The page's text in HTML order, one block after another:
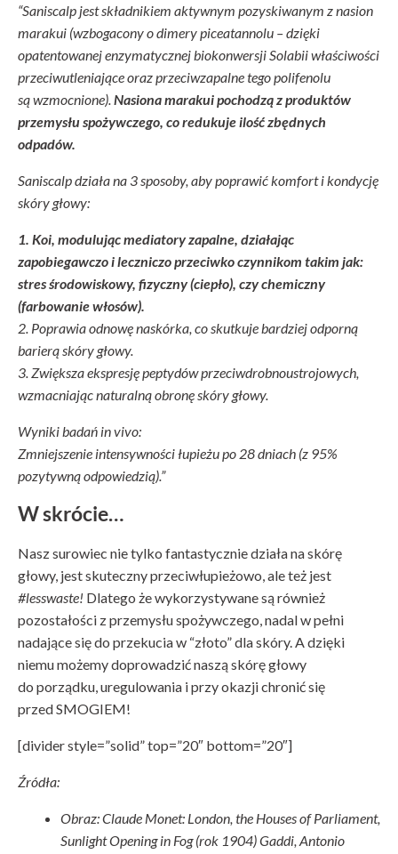
“Saniscalp jest składnikiem aktywnym pozyskiwanym z nasion
marakui (wzbogacony o dimery piceatannolu – dzięki
opatentowanej enzymatycznej biokonwersji Solabii właściwości
przeciwutleniające oraz przeciwzapalne tego polifenolu
są wzmocnione). Nasiona marakui pochodzą z produktów
przemysłu spożywczego, co redukuje ilość zbędnych
odpadów.
Saniscalp działa na 3 sposoby, aby poprawić komfort i kondycję
skóry głowy:
1. Koi, modulując mediatory zapalne, działając
zapobiegawczo i leczniczo przeciwko czynnikom takim jak:
stres środowiskowy, fizyczny (ciepło), czy chemiczny
(farbowanie włosów).
2. Poprawia odnowę naskórka, co skutkuje bardziej odporną
barierą skóry głowy.
3. Zwiększa ekspresję peptydów przeciwdrobnoustrojowych,
wzmacniając naturalną obronę skóry głowy.
Wyniki badań in vivo:
Zmniejszenie intensywności łupieżu po 28 dniach (z 95%
pozytywną odpowiedzią).”
W skrócie…
Nasz surowiec nie tylko fantastycznie działa na skórę
głowy, jest skuteczny przeciwłupieżowo, ale też jest
#lesswaste! Dlatego że wykorzystywane są również
pozostałości z przemysłu spożywczego, nadal w pełni
nadające się do przekucia w “złoto” dla skóry. A dzięki
niemu możemy doprowadzić naszą skórę głowy
do porządku, uregulowania i przy okazji chronić się
przed SMOGIEM!
[divider style=”solid” top=”20″ bottom=”20″]
Źródła:
Obraz: Claude Monet: London, the Houses of Parliament,
Sunlight Opening in Fog (rok 1904) Gaddi, Antonio